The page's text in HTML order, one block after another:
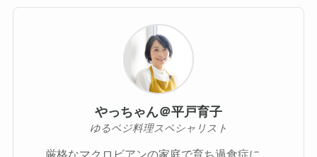
やっちゃん＠平戸育子
ゆるベジ料理スペシャリスト
厳格なマクロビアンの家庭で育ち過食症に。